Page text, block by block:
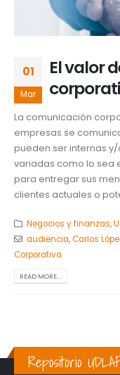
01
Mar
El valor
La comunicación
empresas se
pueden ser internas y/
variadas como lo sea
para entregar sus
clientes actuales o
Negocios y finanzas,
audiencia,Carlos
Corporativa
READ MORE...
Repositorio